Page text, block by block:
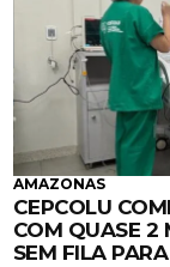
AMAZONAS
CEPCOLU
COM QUASE 2
SEM FILA